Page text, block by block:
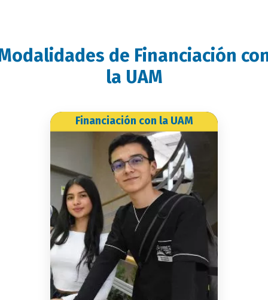
de Financiación
la UAM
Financiación con la UAM
Financiación con la UAM
Aquí podrás obtener el
servicio de financiación
hasta el 50% de tu
matrícula.